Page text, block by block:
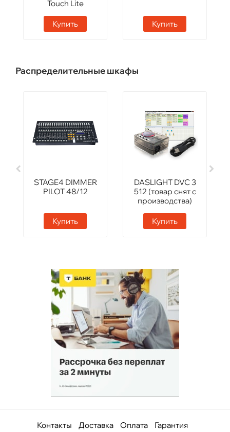
Touch Lite
Купить Купить
Распределительные шкафы
STAGE4 DIMMER
PILOT 48/12
Купить
DASLIGHT DVC 3
512 (товар снят с
производства)
Купить
Контакты Доставка Оплата Гарантия